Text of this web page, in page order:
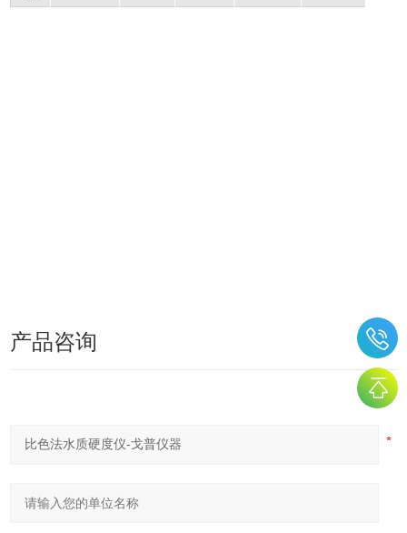
产品咨询